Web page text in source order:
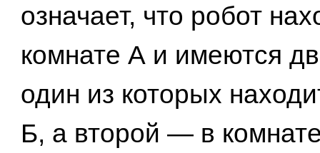
означает, что робот
комнате А и имеются
один из которых
Б, а второй — в